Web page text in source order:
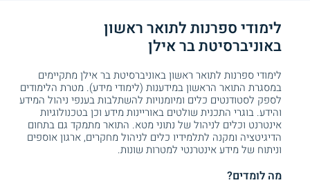
לימודי ספרנות לתואר ראשון
באוניברסיטת בר אילן
לימודי ספרנות לתואר ראשון באוניברסיטת בר אילן מתקיימים
במסגרת התואר הראשון במידענות (לימודי מידע). מטרת הלימודים
לספק לסטודנטים כלים ומיומנויות להשתלבות בענפי ניהול המידע
והידע. בוגרי התכנית שולטים באוריינות מידע וכן בטכנולוגיות
אינטרנט וכלים לניהול של נתוני מטא. התואר מתמקד גם בתחום
הדיגיטציה ומקנה לתלמידיו כלים לניהול מחקרים, ארגון אוספים
וניתוח של מידע אינטרנטי למטרות שונות.
מה לומדים?